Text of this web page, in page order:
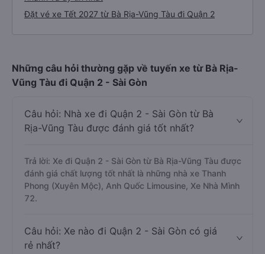
Đặt vé xe Tết 2027 từ Bà Rịa-Vũng Tàu đi Quận 2
Những câu hỏi thường gặp về tuyến xe từ Bà Rịa-
Vũng Tàu đi Quận 2 - Sài Gòn
Câu hỏi: Nhà xe đi Quận 2 - Sài Gòn từ Bà
Rịa-Vũng Tàu được đánh giá tốt nhất?
Trả lời: Xe đi Quận 2 - Sài Gòn từ Bà Rịa-Vũng Tàu được
đánh giá chất lượng tốt nhất là những nhà xe Thanh
Phong (Xuyên Mộc), Anh Quốc Limousine, Xe Nhà Mình
72.
Câu hỏi: Xe nào đi Quận 2 - Sài Gòn có giá
rẻ nhất?